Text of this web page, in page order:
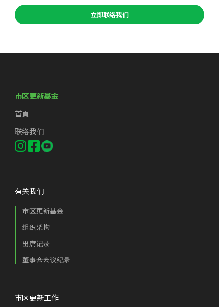
立即联络我们
市区更新基金
首頁
联络我们
有关我们
市区更新基金
组织架构
出席记录
董事会会议纪录
市区更新工作